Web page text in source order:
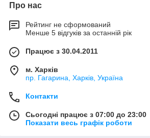
Про нас
Рейтинг не сформований
Менше 5 відгуків за останній рік
Працює з 30.04.2011
м. Харків
пр. Гагарина, Харків, Україна
Контакти
Сьогодні працює з 07:00 до 23:00
Показати весь графік роботи